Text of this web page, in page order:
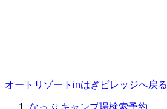
オートリゾートinはぎビレッジへ戻る
なっぷ キャンプ場検索予約